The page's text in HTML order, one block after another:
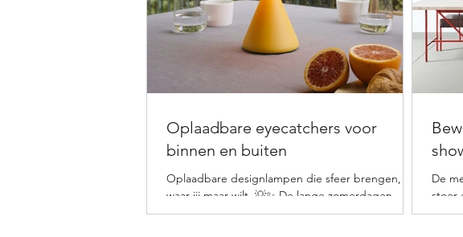
Oplaadbare eyecatchers voor
binnen en buiten
Oplaadbare designlampen die sfeer brengen,
waar jij maar wilt. 💡✨ De lange zomerdagen
nodigen uit om te ontspannen, te tafelen en tot
De
stoer